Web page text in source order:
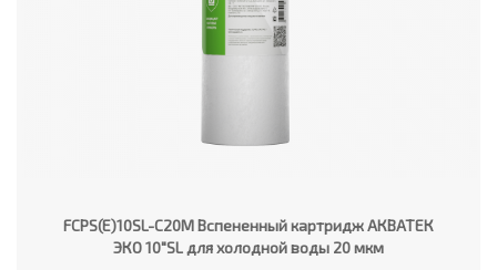
FCPS(E)10SL-C20M Вспененный картридж АКВАТЕК
ЭКО 10"SL для холодной воды 20 мкм